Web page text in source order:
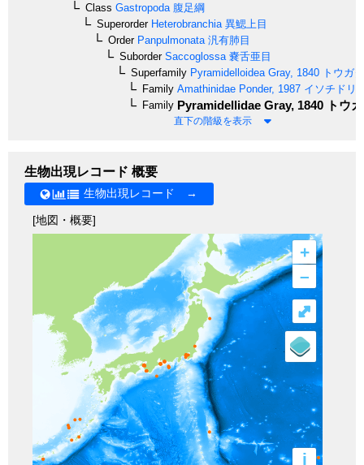
Class Gastropoda 腹足綱
SuperorderHeterobranchia 異鰓上目
OrderPanpulmonata 汎有肺目
SuborderSaccoglossa 嚢舌亜目
Superfamily Pyramidelloidea Gray, 1840 トウガ
Family Amathinidae Ponder, 1987 イソチドリ
Family Pyramidellidae Gray, 1840 トウ
直下の階級を表示
生物出現レコード 概要
生物出現レコード →
[地図・概要]
+
–
i
⤢